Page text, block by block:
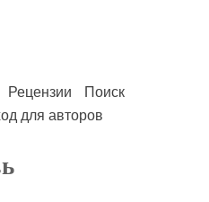
Рецензии
Поиск
для авторов